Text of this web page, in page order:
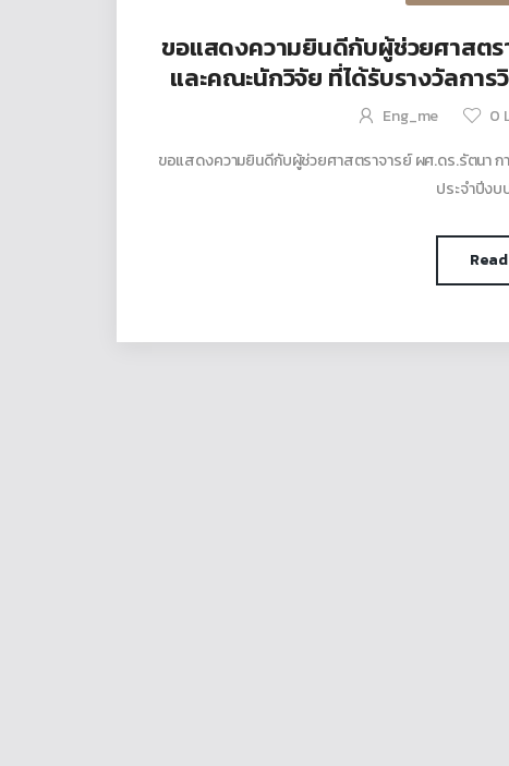
ขอแสดงความยินดีกับผู้ช่วยศาสต
และคณะนักวิจัย ที่ได้รับรางวัลกา
Eng_me 0
ขอแสดงความยินดีกับผู้ช่วยศาสตราจารย์ ผศ.ดร.รัตนา
ประจำปีงบ